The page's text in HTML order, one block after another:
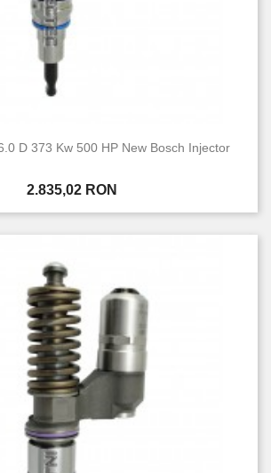
D 373 Kw 500 HP New Bosch Injector
Pret
2.835,02 RON